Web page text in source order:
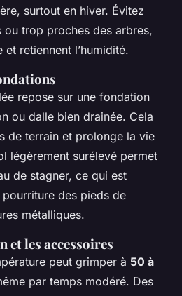
surtout en hiver. Évitez
ou trop proches des arbres,
et retiennent l’humidité.
repose sur une fondation
ou dalle bien drainée. Cela
de terrain et prolonge la vie
légèrement surélevé permet
de stagner, ce qui est
des pieds de
métalliques.
et les accessoires
peut grimper à 50 à
par temps modéré. Des